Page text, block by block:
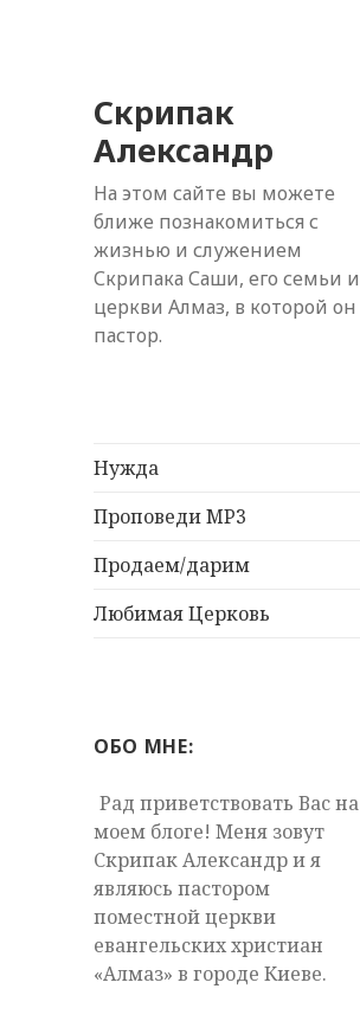
Скрипак
Александр
На этом сайте вы можете
ближе познакомиться с
жизнью и служением
Скрипака Саши, его семьи и
церкви Алмаз, в которой он
пастор.
Нужда
Проповеди MP3
Продаем/дарим
Любимая Церковь
ОБО МНЕ:
Рад приветствовать Вас на
моем блоге! Меня зовут
Скрипак Александр и я
являюсь пастором
поместной церкви
евангельских христиан
«Алмаз» в городе Киеве.